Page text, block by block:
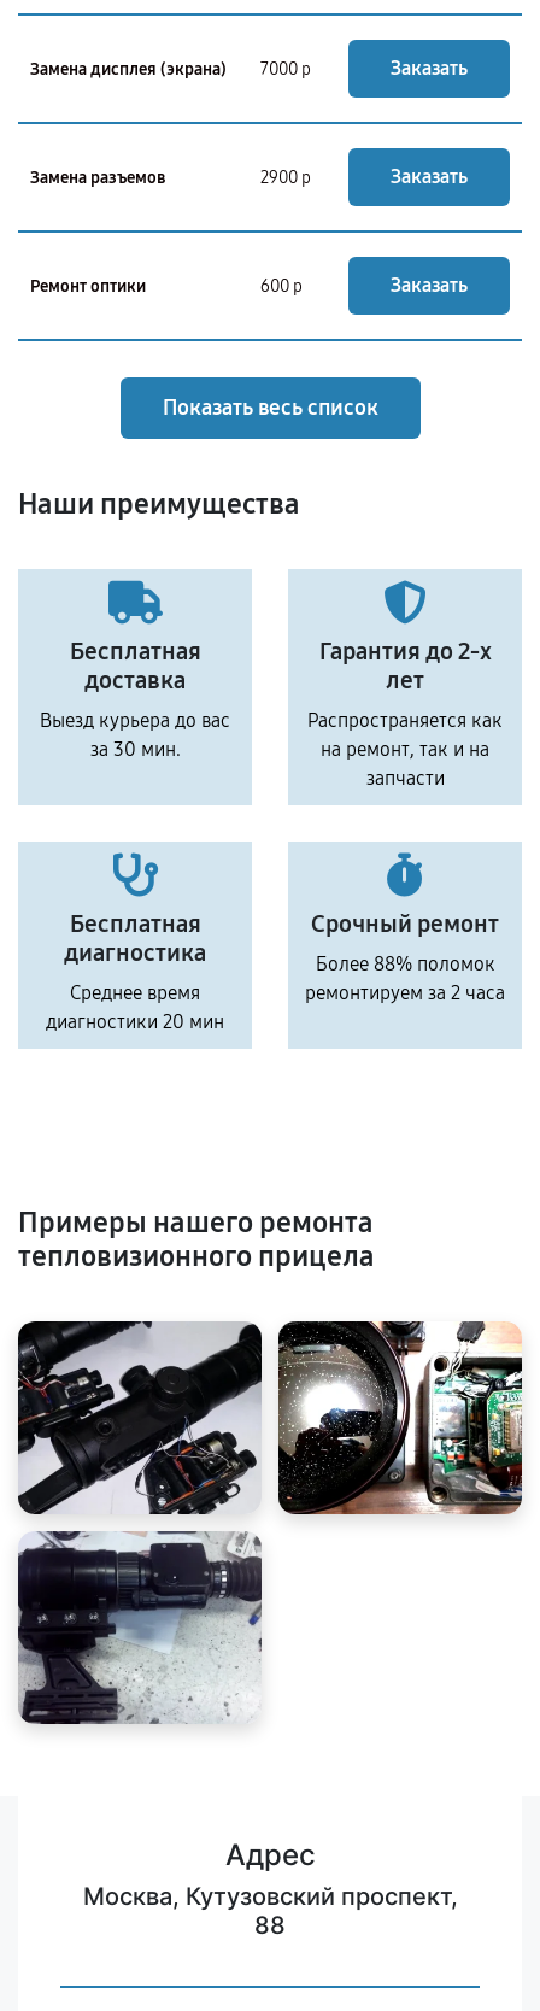
Замена дисплея (экрана) 7000 р Заказать
Замена разъемов 2900 р Заказать
Ремонт оптики 600 р Заказать
Показать весь список
Наши преимущества
Бесплатная
доставка
Выезд курьера до вас
за 30 мин.
Гарантия до 2-х
лет
Распространяется как
на ремонт, так и на
запчасти
Бесплатная
диагностика
Среднее время
диагностики 20 мин
Срочный ремонт
Более 88% поломок
ремонтируем за 2 часа
Примеры нашего ремонта
тепловизионного прицела
Адрес
Москва, Кутузовский проспект,
88